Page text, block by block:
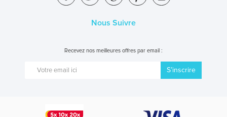
Nous Suivre
Recevez nos meilleures offres par email :
S’inscrire